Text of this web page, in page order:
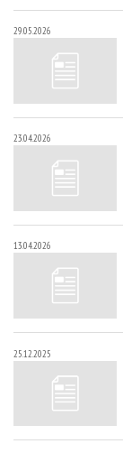
29.05.2026
23.04.2026
13.04.2026
25.12.2025